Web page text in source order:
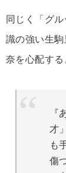
同じく「グ
識の強い生
奈を心配する
才
も
傷